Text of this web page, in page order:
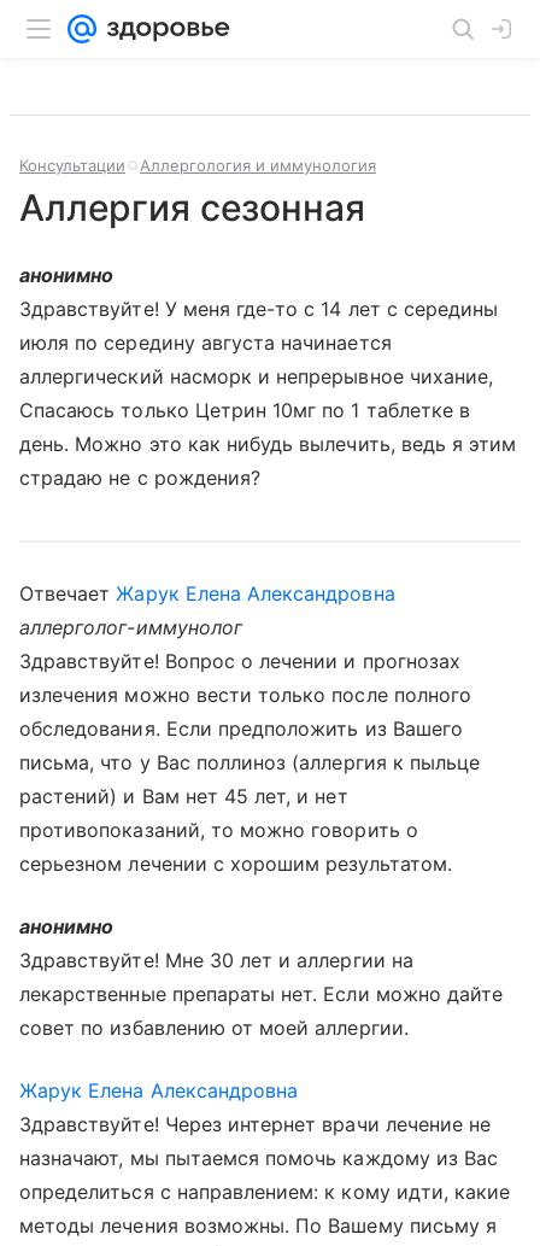
Консультации Аллергология и иммунология
Аллергия сезонная
анонимно
Здравствуйте! У меня где-то с 14 лет с середины
июля по середину августа начинается
аллергический насморк и непрерывное чихание,
Спасаюсь только Цетрин 10мг по 1 таблетке в
день. Можно это как нибудь вылечить, ведь я этим
страдаю не с рождения?
ОтвечаетЖарук Елена Александровна
аллерголог-иммунолог
Здравствуйте! Вопрос о лечении и прогнозах
излечения можно вести только после полного
обследования. Если предположить из Вашего
письма, что у Вас поллиноз (аллергия к пыльце
растений) и Вам нет 45 лет, и нет
противопоказаний, то можно говорить о
серьезном лечении с хорошим результатом.
анонимно
Здравствуйте! Мне 30 лет и аллергии на
лекарственные препараты нет. Если можно дайте
совет по избавлению от моей аллергии.
Жарук Елена Александровна
Здравствуйте! Через интернет врачи лечение не
назначают, мы пытаемся помочь каждому из Вас
определиться с направлением: к кому идти, какие
методы лечения возможны. По Вашему письму я